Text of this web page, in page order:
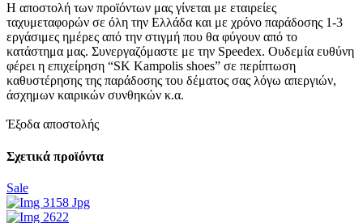
Η αποστολή των προϊόντων μας γίνεται με εταιρείες
ταχυμεταφορών σε όλη την Ελλάδα και με χρόνο παράδοσης 1-3
εργάσιμες ημέρες από την στιγμή που θα φύγουν από το
κατάστημα μας. Συνεργαζόμαστε με την Speedex. Oυδεμία ευθύνη
φέρει η επιχείρηση “SK Kampolis shoes” σε περίπτωση
καθυστέρησης της παράδοσης του δέματος σας λόγω απεργιών,
άσχημων καιρικών συνθηκών κ.α.
Έξοδα αποστολής
Σχετικά προϊόντα
Sale